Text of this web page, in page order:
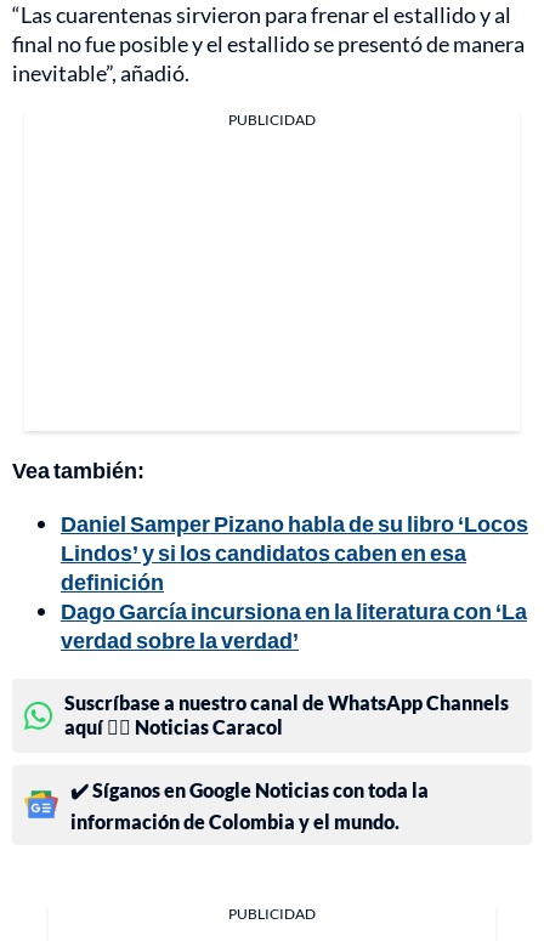
“Las cuarentenas sirvieron para frenar el estallido y al
final no fue posible y el estallido se presentó de manera
inevitable”, añadió.
PUBLICIDAD
Vea también:
Daniel Samper Pizano habla de su libro ‘Locos
Lindos’ y si los candidatos caben en esa
definición
Dago García incursiona en la literatura con ‘La
verdad sobre la verdad’
Suscríbase a nuestro canal de WhatsApp Channels
aquí 👉🏻 Noticias Caracol
✔️ Síganos en Google Noticias con toda la
información de Colombia y el mundo.
PUBLICIDAD